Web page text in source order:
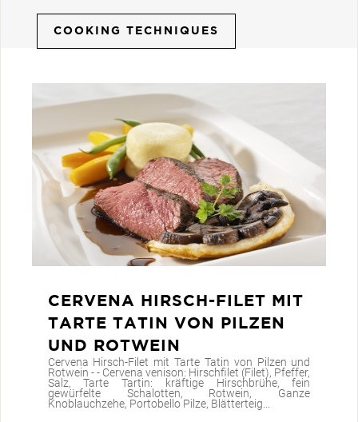
COOKING TECHNIQUES
CERVENA HIRSCH-FILET MIT
TARTE TATIN VON PILZEN
UND ROTWEIN
Cervena Hirsch-Filet mit Tarte Tatin von Pilzen und
Rotwein - - Cervena venison: Hirschfilet (Filet), Pfeffer,
Salz, Tarte Tartin: kräftige Hirschbrühe, fein
gewürfelte Schalotten, Rotwein, Ganze
Knoblauchzehe, Portobello Pilze, Blätterteig...